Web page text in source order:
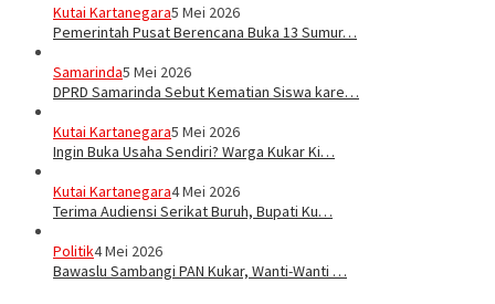
Kutai Kartanegara5 Mei 2026
Pemerintah Pusat Berencana Buka 13 Sumur…
Samarinda5 Mei 2026
DPRD Samarinda Sebut Kematian Siswa kare…
Kutai Kartanegara5 Mei 2026
Ingin Buka Usaha Sendiri? Warga Kukar Ki…
Kutai Kartanegara4 Mei 2026
Terima Audiensi Serikat Buruh, Bupati Ku…
Politik4 Mei 2026
Bawaslu Sambangi PAN Kukar, Wanti-Wanti …